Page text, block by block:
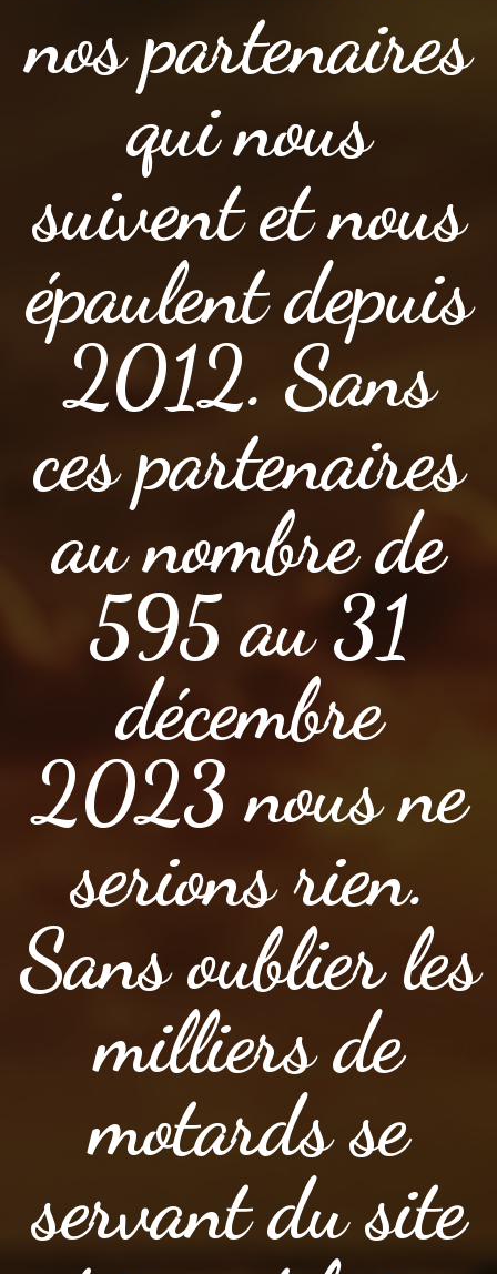
nos partenaires
qui nous
suivent et nous
épaulent depuis
2012. Sans
ces partenaires
au nombre de
595 au 31
décembre
2023 nous ne
serions rien.
Sans oublier les
milliers de
motards se
servant du site